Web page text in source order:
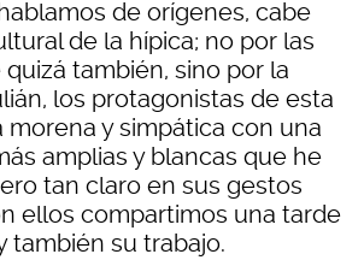
de orígenes, cabe
de la hípica; no por las
también, sino por la
los protagonistas de esta
morena y simpática con una
amplias y blancas que he
tan claro en sus gestos
ellos compartimos una tarde
también su trabajo.